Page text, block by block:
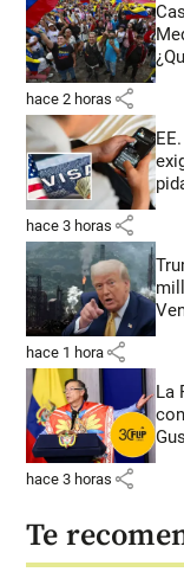
hace 2 horas share
hace 3 horas share
hace 1 hora share
La
hace 3 horas share
Te